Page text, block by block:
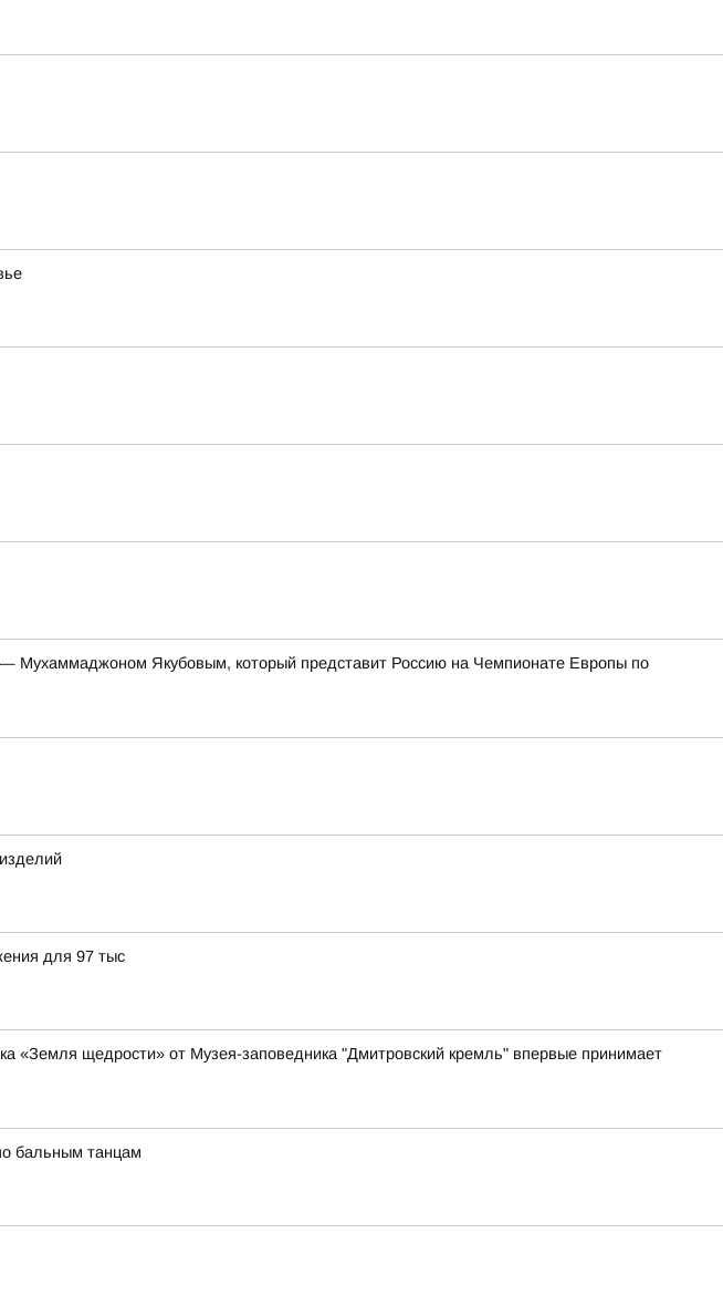
Мухаммаджоном Якубовым, который представит Россию на Чемпионате Европы по
для 97 тыс
«Земля щедрости» от Музея-заповедника "Дмитровский кремль" впервые принимает
бальным танцам